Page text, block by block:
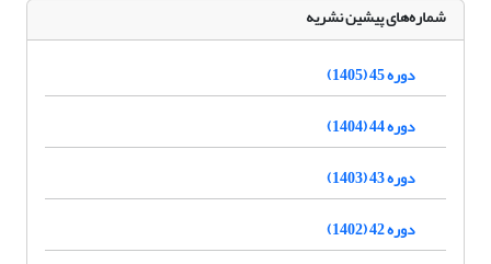
شماره‌های پیشین نشریه
دوره 45 (1405)
دوره 44 (1404)
دوره 43 (1403)
دوره 42 (1402)